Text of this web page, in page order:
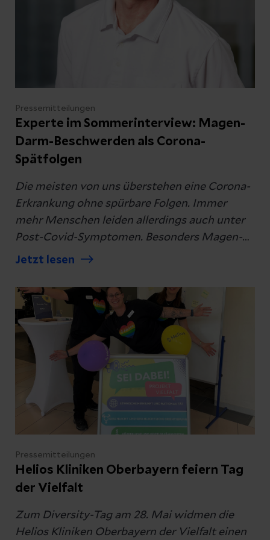
Pressemitteilungen
Experte im Sommerinterview: Magen-
Darm-Beschwerden als Corona-
Spätfolgen
Die meisten von uns überstehen eine Corona-
Erkrankung ohne spürbare Folgen. Immer
mehr Menschen leiden allerdings auch unter
Post-Covid-Symptomen. Besonders Magen-
Darm-Beschwerden machen vielen
überstandenen Covid-Infektion noch zu
schaffen.
Jetzt lesen
Pressemitteilungen
Helios Kliniken Oberbayern feiern Tag
der Vielfalt
Zum Diversity-Tag am 28. Mai widmen die
Helios Kliniken Oberbayern der Vielfalt einen